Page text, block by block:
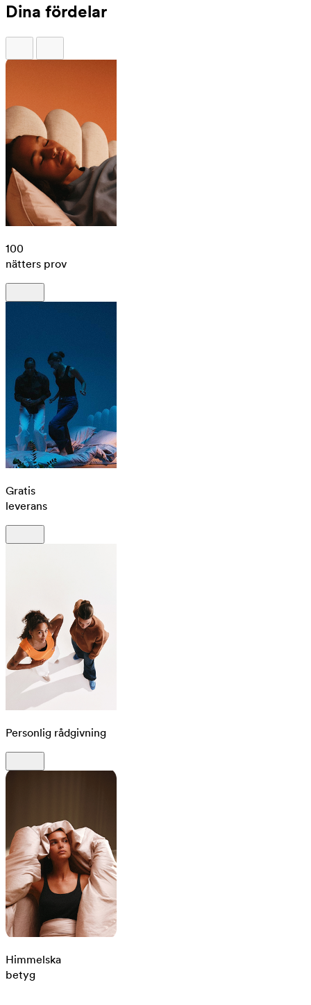
Dina fördelar
100
nätters prov
Gratis
leverans
Personlig rådgivning
Himmelska
betyg